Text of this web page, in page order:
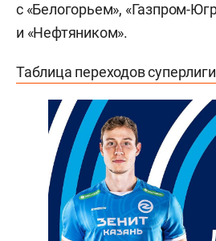
с «Белогорьем», «Газпром-
и «Нефтяником».
Таблица переходов